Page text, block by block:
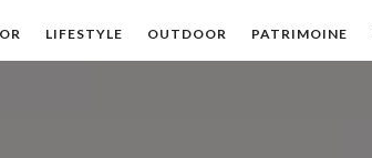
LIFESTYLE OUTDOOR PATRIMOINE